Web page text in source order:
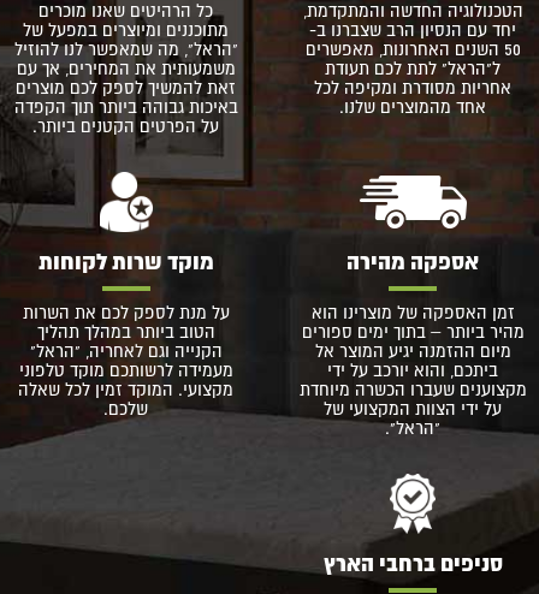
הטכנולוגיה החדשה והמתקדמת,
יחד עם הנסיון הרב שצברנו ב-
50 השנים האחרונות, מאפשרים
ל"הראל" לתת לכם תעודת
אחריות מסודרת ומקיפה לכל
אחד מהמוצרים שלנו.
כל הרהיטים שאנו מוכרים
מתוכננים ומיוצרים במפעל של
"הראל", מה שמאפשר לנו להוזיל
משמעותית את המחירים, אך עם
זאת להמשיך לספק לכם מוצרים
באיכות גבוהה ביותר תוך הקפדה
על הפרטים הקטנים ביותר.
אספקה מהירה
זמן האספקה של מוצרינו הוא
מהיר ביותר – בתוך ימים ספורים
מיום ההזמנה יגיע המוצר אל
ביתכם, והוא יורכב על ידי
מקצוענים שעברו הכשרה מיוחדת
על ידי הצוות המקצועי של
"הראל".
מוקד שרות לקוחות
על מנת לספק לכם את השרות
הטוב ביותר במהלך תהליך
הקנייה וגם לאחריה, "הראל"
מעמידה לרשותכם מוקד טלפוני
מקצועי. המוקד זמין לכל שאלה
שלכם.
סניפים ברחבי הארץ